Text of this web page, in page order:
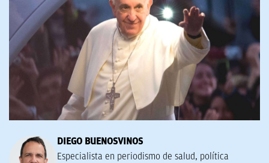
DIEGO BUENOSVINOS
Especialista en periodismo de salud, política